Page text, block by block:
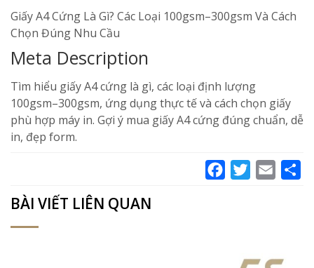
Giấy A4 Cứng Là Gì? Các Loại 100gsm–300gsm Và Cách
Chọn Đúng Nhu Cầu
Meta Description
Tìm hiểu giấy A4 cứng là gì, các loại định lượng
100gsm–300gsm, ứng dụng thực tế và cách chọn giấy
phù hợp máy in. Gợi ý mua giấy A4 cứng đúng chuẩn, dễ
in, đẹp form.
FacebookTwitterEmail
BÀI VIẾT LIÊN QUAN